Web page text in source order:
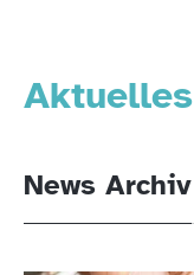
Aktuelles
News Archiv